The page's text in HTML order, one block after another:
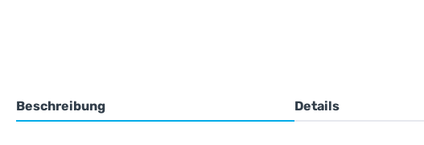
Beschreibung Details